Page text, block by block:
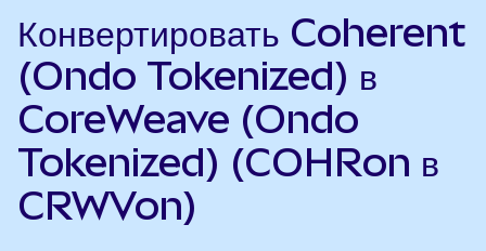
Конвертировать Coherent
(Ondo Tokenized) в
CoreWeave (Ondo
Tokenized) (COHRon в
CRWVon)